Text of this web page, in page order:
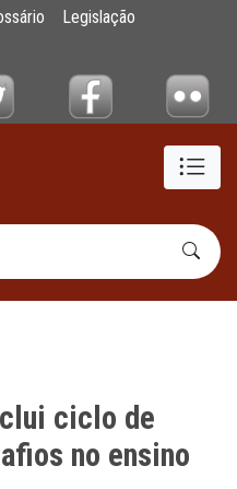
de reuniões
Legislação
ciclo de
no ensino